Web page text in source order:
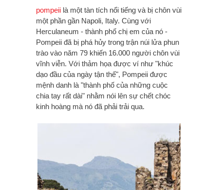
pompeii là một tàn tích nổi tiếng và bị chôn vùi
một phần gần Napoli, Italy. Cùng với
Herculaneum - thành phố chị em của nó -
Pompeii đã bị phá hủy trong trận núi lửa phun
trào vào năm 79 khiến 16.000 người chôn vùi
vĩnh viễn. Với thảm họa được ví như "khúc
dạo đầu của ngày tận thế", Pompeii được
mệnh danh là "thành phố của những cuộc
chia tay rất dài" nhằm nói lên sự chết chóc
kinh hoàng mà nó đã phải trải qua.